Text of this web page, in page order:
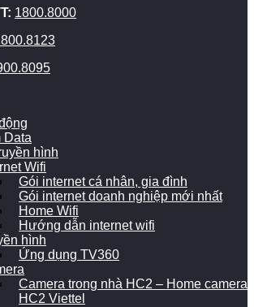
1800.8000
Data
hình
Wifi
Gói internet cá nhân, gia đình
Gói internet doanh nghiệp mới nhất
Home Wifi
Hướng dẫn internet wifi
hình
Ứng dụng TV360
Camera trong nhà HC2 – Home camera
HC2 Viettel